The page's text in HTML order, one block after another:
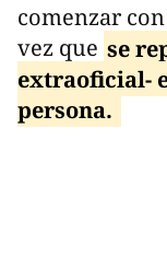
comenzar
vez que se
extraoficial-
persona.